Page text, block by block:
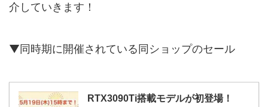
介していきます！
▼同時期に開催されている同ショップのセール
RTX3090Ti搭載モデルが初登場！